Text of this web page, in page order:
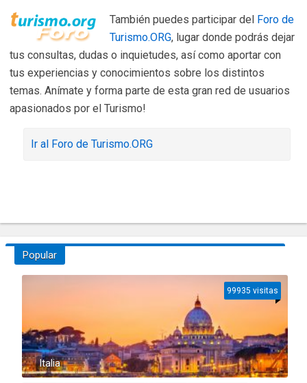
También puedes participar del Foro de
Turismo.ORG, lugar donde podrás dejar
tus consultas, dudas o inquietudes, así como aportar con
tus experiencias y conocimientos sobre los distintos
temas. Anímate y forma parte de esta gran red de usuarios
apasionados por el Turismo!
Ir al Foro de Turismo.ORG
Popular
Italia
99935 visitas